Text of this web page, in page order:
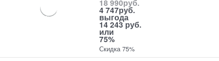
18 990руб.
4 747руб.
выгода
14 243 руб.
или
75%
Скидка 75%